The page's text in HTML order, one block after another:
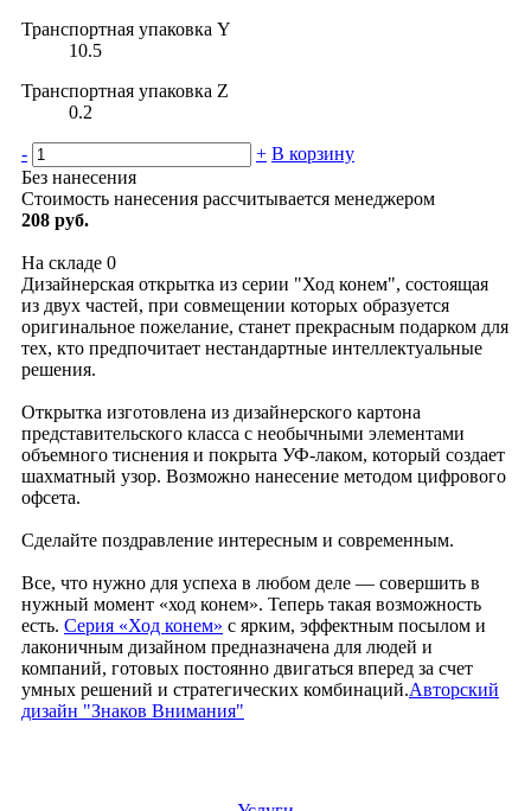
Транспортная упаковка Y
10.5
Транспортная упаковка Z
0.2
- + В корзину
Без нанесения
Стоимость нанесения рассчитывается менеджером
208 руб.
На складе 0
Дизайнерская открытка из серии "Ход конем", состоящая
из двух частей, при совмещении которых образуется
оригинальное пожелание, станет прекрасным подарком для
тех, кто предпочитает нестандартные интеллектуальные
решения.
Открытка изготовлена из дизайнерского картона
представительского класса с необычными элементами
объемного тиснения и покрыта УФ-лаком, который создает
шахматный узор. Возможно нанесение методом цифрового
офсета.
Сделайте поздравление интересным и современным.
Все, что нужно для успеха в любом деле — совершить в
нужный момент «ход конем». Теперь такая возможность
есть. Серия «Ход конем» с ярким, эффектным посылом и
лаконичным дизайном предназначена для людей и
компаний, готовых постоянно двигаться вперед за счет
умных решений и стратегических комбинаций.Авторский
дизайн "Знаков Внимания"